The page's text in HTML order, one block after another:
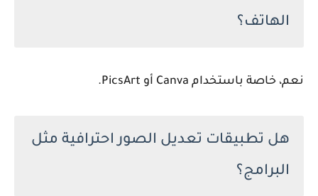
الهاتف؟
نعم، خاصة باستخدام Canva أو PicsArt.
هل تطبيقات تعديل الصور احترافية مثل
البرامج؟